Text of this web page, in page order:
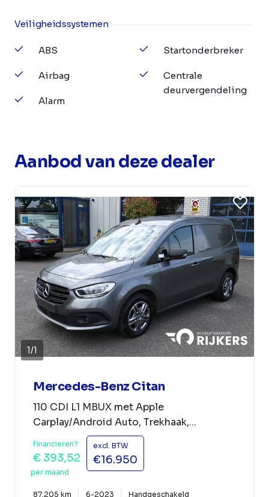
Veiligheidssystemen
ABS
Airbag
Alarm
Startonderbreker
Centrale
deurvergendeling
Aanbod van deze dealer
1/1
Mercedes-Benz Citan
110 CDI L1 MBUX met Apple
Carplay/Android Auto, Trekhaak,...
Financieren?
€ 393,52
per maand
excl. BTW
€16.950
87.205 km 6-2023 Handgeschakeld